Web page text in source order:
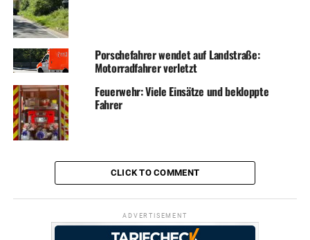
Porschefahrer wendet auf Landstraße:
Motorradfahrer verletzt
Feuerwehr: Viele Einsätze und bekloppte
Fahrer
CLICK TO COMMENT
ADVERTISEMENT